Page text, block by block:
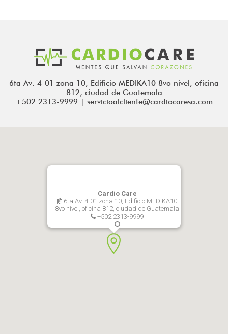
6ta Av. 4-01 zona 10, Edificio MEDIKA10 8vo nivel, oficina
812, ciudad de Guatemala
+502 2313-9999 | servicioalcliente@cardiocaresa.com
Cardio Care
6ta Av. 4-01 zona 10, Edificio MEDIKA10
8vo nivel, oficina 812, ciudad de Guatemala
+502 2313-9999